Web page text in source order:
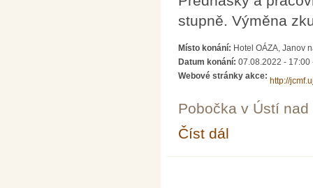
stupně. Výměna
Místo konání: Hotel OÁZA, Janov
Datum konání: 07.08.2022 - 17:00
Webové stránky akce:
http://
Pobočka v Ústí nad
Číst dál